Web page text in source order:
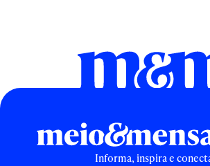
Informa, inspira e